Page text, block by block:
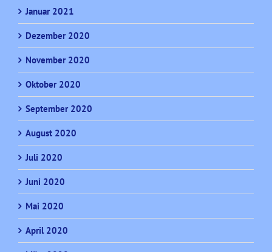
Januar 2021
Dezember 2020
November 2020
Oktober 2020
September 2020
August 2020
Juli 2020
Juni 2020
Mai 2020
April 2020